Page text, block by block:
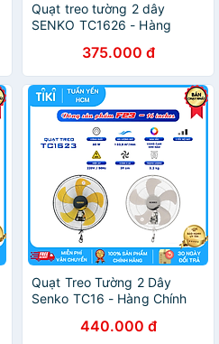
Quạt treo tường 2 dây
SENKO TC1626 - Hàng
375.000 đ
Quạt Treo Tường 2 Dây
Senko TC16 - Hàng Chính
440.000 đ